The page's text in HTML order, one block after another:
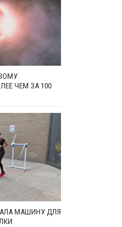
ЧЕМ ЗА 100
МАШИНУ ДЛЯ